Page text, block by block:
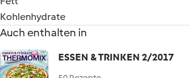
Kohlenhydrate
Auch enthalten in
ESSEN & TRINKEN 2/2017